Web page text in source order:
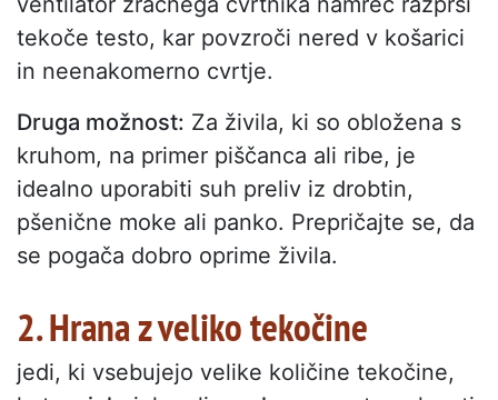
tekoče testo, kar povzroči nered v košarici
in neenakomerno cvrtje.
Druga možnost: Za živila, ki so obložena s
kruhom, na primer piščanca ali ribe, je
idealno uporabiti suh preliv iz drobtin,
pšenične moke ali panko. Prepričajte se, da
se pogača dobro oprime živila.
2. Hrana z veliko tekočine
jedi, ki vsebujejo velike količine tekočine,